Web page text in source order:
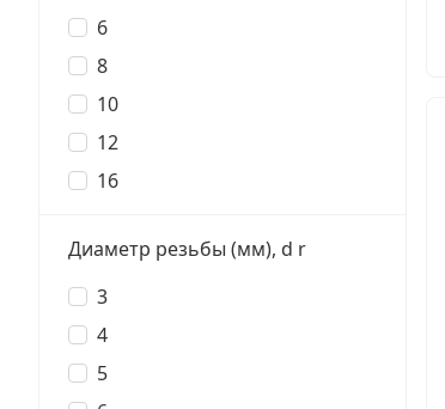
Нержавеющий крепеж
Перфорированный крепеж
6
8
10
12
16
Диаметр резьбы (мм), d r
3
4
5